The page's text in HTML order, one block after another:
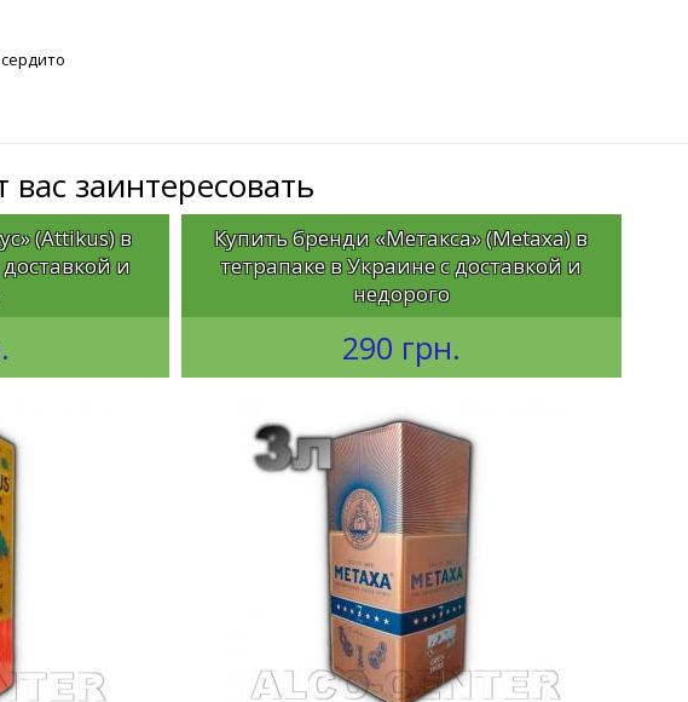
заинтересовать
(Attikus) в
и
Купить бренди «Метакса» (Metaxa) в
тетрапаке в Украине с доставкой и
недорого
290 грн.